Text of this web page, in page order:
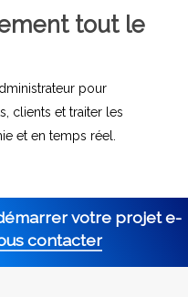
tout le
pour
clients et traiter les
et en temps réel.
votre projet e-
contacter